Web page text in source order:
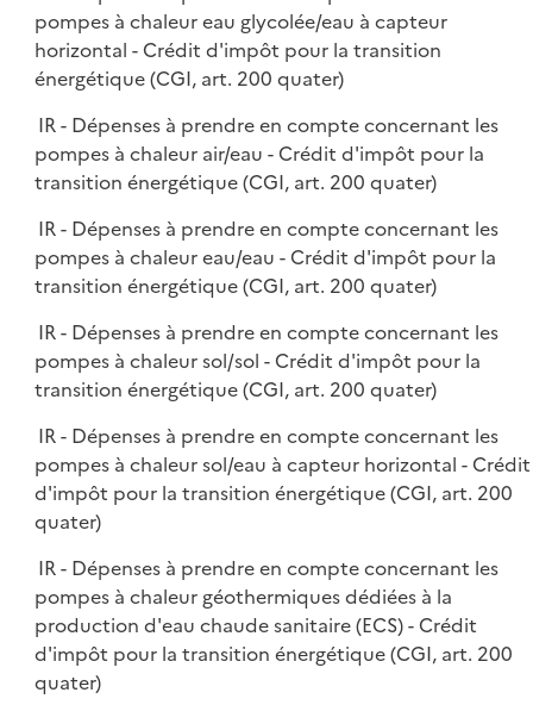
pompes à chaleur eau glycolée/eau à capteur
horizontal - Crédit d'impôt pour la transition
énergétique (CGI, art. 200 quater)
IR - Dépenses à prendre en compte concernant les
pompes à chaleur air/eau - Crédit d'impôt pour la
transition énergétique (CGI, art. 200 quater)
IR - Dépenses à prendre en compte concernant les
pompes à chaleur eau/eau - Crédit d'impôt pour la
transition énergétique (CGI, art. 200 quater)
IR - Dépenses à prendre en compte concernant les
pompes à chaleur sol/sol - Crédit d'impôt pour la
transition énergétique (CGI, art. 200 quater)
IR - Dépenses à prendre en compte concernant les
pompes à chaleur sol/eau à capteur horizontal - Crédit
d'impôt pour la transition énergétique (CGI, art. 200
quater)
IR - Dépenses à prendre en compte concernant les
pompes à chaleur géothermiques dédiées à la
production d'eau chaude sanitaire (ECS) - Crédit
d'impôt pour la transition énergétique (CGI, art. 200
quater)